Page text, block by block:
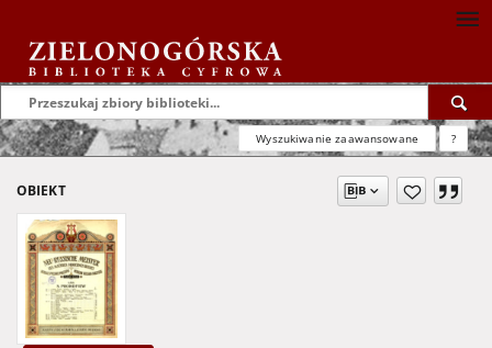
Wyszukiwanie zaawansowane ?
OBIEKT